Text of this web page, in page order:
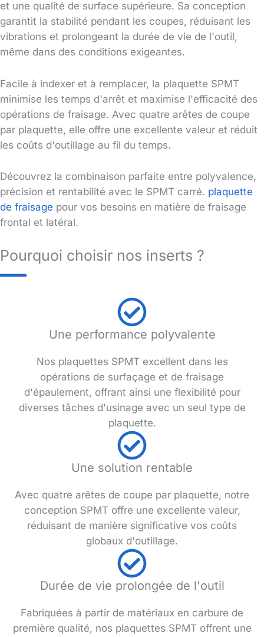
et une qualité de surface supérieure. Sa conception
garantit la stabilité pendant les coupes, réduisant les
vibrations et prolongeant la durée de vie de l'outil,
même dans des conditions exigeantes.
Facile à indexer et à remplacer, la plaquette SPMT
minimise les temps d'arrêt et maximise l'efficacité des
opérations de fraisage. Avec quatre arêtes de coupe
par plaquette, elle offre une excellente valeur et réduit
les coûts d'outillage au fil du temps.
Découvrez la combinaison parfaite entre polyvalence,
précision et rentabilité avec le SPMT carré. plaquette
de fraisage pour vos besoins en matière de fraisage
frontal et latéral.
Pourquoi choisir nos inserts ?
Une performance polyvalente
Nos plaquettes SPMT excellent dans les
opérations de surfaçage et de fraisage
d'épaulement, offrant ainsi une flexibilité pour
diverses tâches d'usinage avec un seul type de
plaquette.
Une solution rentable
Avec quatre arêtes de coupe par plaquette, notre
conception SPMT offre une excellente valeur,
réduisant de manière significative vos coûts
globaux d'outillage.
Durée de vie prolongée de l'outil
Fabriquées à partir de matériaux en carbure de
première qualité, nos plaquettes SPMT offrent une